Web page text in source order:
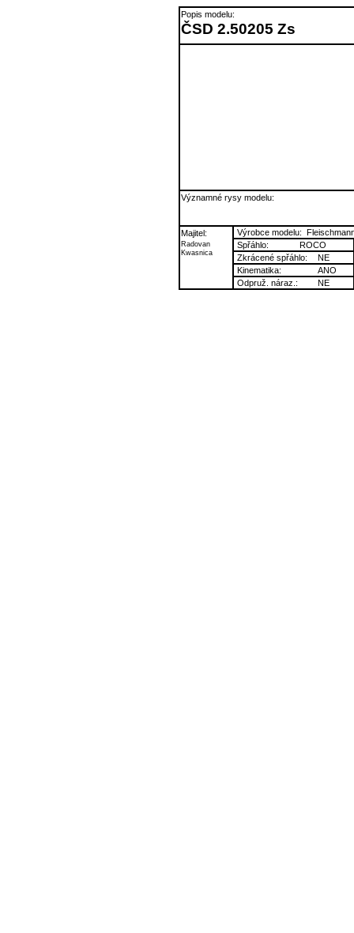
Popis modelu:
ČSD 2.50205 Zs
Významné rysy modelu:
Majitel:
Radovan
Kwasnica
Výrobce modelu:
Spřáhlo:
ROCO
Zkrácené spřáhlo:
NE
Kinematika:
ANO
Odpruž. náraz.:
NE